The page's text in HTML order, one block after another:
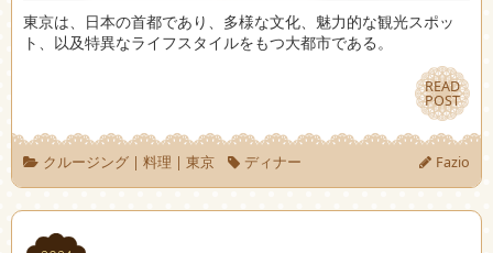
東京は、日本の首都であり、多様な文化、魅力的な観光スポッ
ト、以及特異なライフスタイルをもつ大都市である。
READ
POST
READ
POST
クルージング| 料理 | 東京 ディナー Fazio